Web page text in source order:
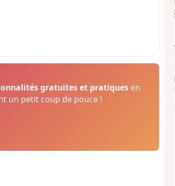
gratuites et pratiques en
un petit coup de pouce !